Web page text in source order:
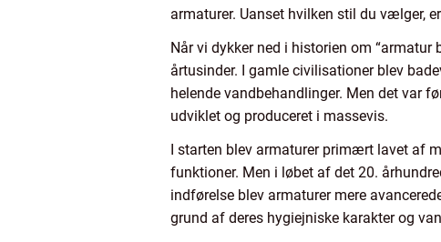
armaturer. Uanset hvilken stil du vælger,
Når vi dykker ned i historien om
årtusinder. I gamle civilisationer blev
helende vandbehandlinger. Men det var
udviklet og produceret i massevis.
I starten blev armaturer primært lavet af
funktioner. Men i løbet af det 20.
indførelse blev armaturer mere
grund af deres hygiejniske karakter og